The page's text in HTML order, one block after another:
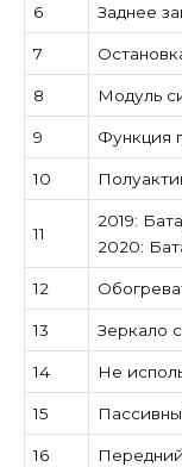
6 Заднее
7
8 Модуль
9 Функция
10
11
2019:
2020:
12
13 Зеркало
14 Не
15
16